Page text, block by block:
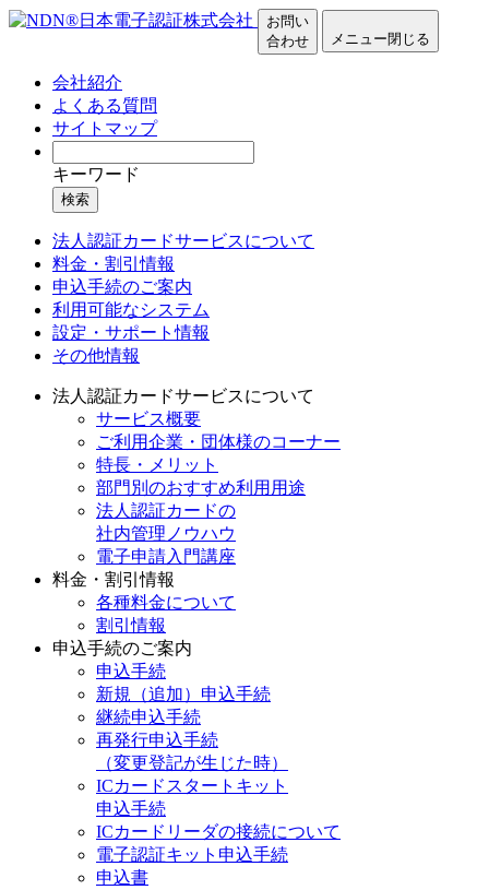
お問い
合わせ
メニュー閉じる
会社紹介
よくある質問
サイトマップ
キーワード
検索
法人認証カードサービスについて
料金・割引情報
申込手続のご案内
利用可能なシステム
設定・サポート情報
その他情報
法人認証カードサービスについて
サービス概要
ご利用企業・団体様のコーナー
特長・メリット
部門別のおすすめ利用用途
法人認証カードの
社内管理ノウハウ
電子申請入門講座
料金・割引情報
各種料金について
割引情報
申込手続のご案内
申込手続
新規（追加）申込手続
継続申込手続
再発行申込手続
（変更登記が生じた時）
ICカードスタートキット
申込手続
ICカードリーダの接続について
電子認証キット申込手続
申込書